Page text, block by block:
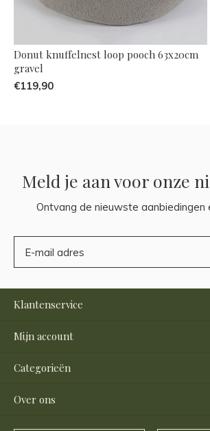
Donut knuffelnest loop pooch 63x20cm
gravel
€119,90
Meld je aan voor onze
Ontvang de nieuwste aanbiedingen
Klantenservice
Mijn account
Categorieën
Over ons